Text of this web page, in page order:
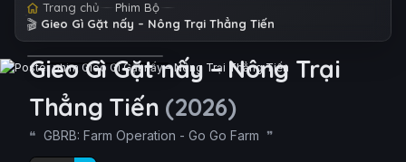
Trang chủ Phim Bộ
🎬 Gieo Gì Gặt nấy – Nông Trại Thẳng Tiến
Gieo Gì Gặt nấy – Nông Trại
Thẳng Tiến (2026)
GBRB: Farm Operation - Go Go Farm